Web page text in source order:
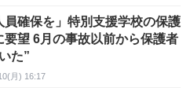
員確保を」特別支援学校の保護
要望 6月の事故以前から保護者
た”
月) 16:17